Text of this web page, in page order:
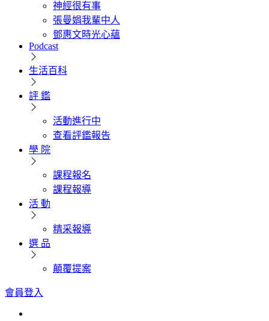
神經很有事
張曼娟我輩中人
鄧惠文時光心蘊
Podcast
生活百科
評 鑑
活動進行中
查看評鑑報告
學 院
課程報名
課程報導
活 動
精采報導
選 品
顛覆提案
會員登入